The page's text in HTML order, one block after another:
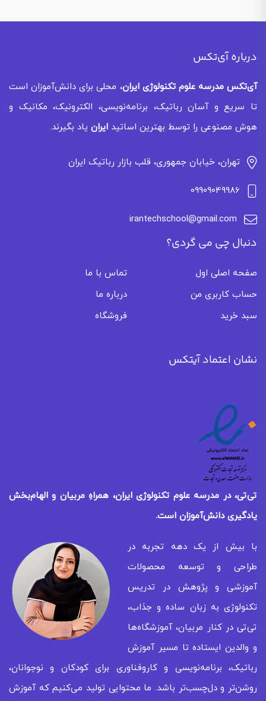
درباره آی‌تکس
آی‌تکس مدرسه علوم تکنولوژی ایران، محلی برای دانش‌آموزان است
تا سریع و آسان رباتیک، برنامه‌نویسی، الکترونیک، مکانیک و
هوش مصنوعی را توسط بهترین اساتید ایران یاد بگیرند.
تهران، خیابان جمهوری، قلب بازار رباتیک ایران
09909049986
irantechschool@gmail.com
دنبال چی می گردی؟
صفحه اصلی اول
تماس با ما
حساب کاربری من
درباره ما
سبد خرید
فروشگاه
نشان اعتماد آیتکس
تی‌تی، در مدرسه علوم تکنولوژی ایران، همراهِ مربیان و الهام‌بخش
یادگیریدانش‌آموزان است.
با بیش از یک دهه تجربه در
طراحی و توسعه محصولات
آموزشی و پژوهش در تدریس
تکنولوژی به زبان ساده و جذاب،
تی‌تی در کنار مربیان، آموزشگاه‌ها
و والدین ایستاده تا مسیر آموزش
رباتیک، برنامه‌نویسی و کاروفناوری برای کودکان و نوجوانان،
روشن‌تر و دل‌چسب‌تر باشد. ما محتوایی تولید می‌کنیم که آموزش